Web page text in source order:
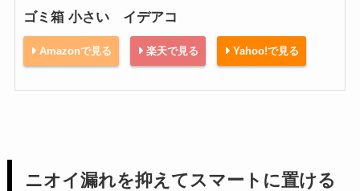
ゴミ箱 小さい イデアコ
Amazonで見る 楽天で見る Yahoo!で見る
ニオイ漏れを抑えてスマートに置ける